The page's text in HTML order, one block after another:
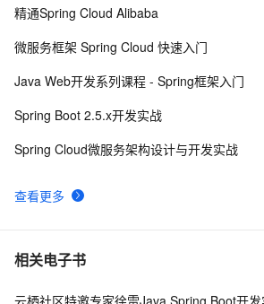
10阿里巴巴微服务开源项目盘点（持续更新）
查看更多
精通Spring Cloud Alibaba
微服务框架 Spring Cloud 快速入门
Java Web开发系列课程 - Spring框架入门
Spring Boot 2.5.x开发实战
Spring Cloud微服务架构设计与开发实战
相关电子书